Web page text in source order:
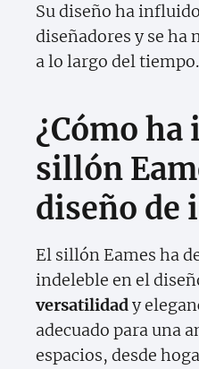
Su diseño ha
diseñadores y se ha
a lo largo del tiempo.
¿Cómo
sillón
diseño de
El sillón Eames ha
indeleble en el
versatilidady
adecuado para una
espacios, desde